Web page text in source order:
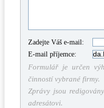
Zadejte Váš e-mail:
E-mail příjemce:
Formulář je určen
činností vybrané firmy.
Zprávy jsou
adresátovi.